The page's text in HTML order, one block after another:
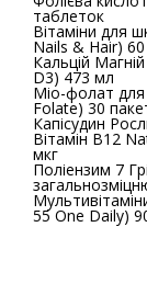
таблеток
Вітаміни для шкіри,
Nails & Hair) 60
Кальцій
D3) 473 мл
Міо-фолат для
Folate) 30
Капісудин
Вітамін B12
мкг
Поліензим 7
Мультивітаміни
55 One Daily)